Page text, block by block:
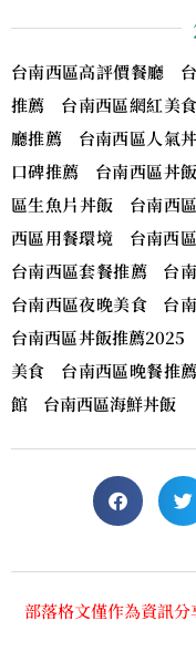
台南西區高評價餐廳
推薦 台南西區網紅美
廳推薦 台南西區人氣
口碑推薦 台南西區丼
區生魚片丼飯 台南西
西區用餐環境 台南西
台南西區套餐推薦 台
台南西區夜晚美食 台
台南西區丼飯推薦
美食 台南西區晚餐推
館 台南西區海鮮丼飯
部落格文僅作為資訊